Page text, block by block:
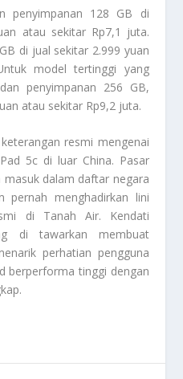
penyimpanan 128 GB di
atau sekitar Rp7,1 juta.
di jual sekitar 2.999 yuan
model tertinggi yang
penyimpanan 256 GB,
atau sekitar Rp9,2 juta.
resmi mengenai
5c di luar China. Pasar
dalam daftar negara
pernah menghadirkan lini
di Tanah Air. Kendati
di tawarkan membuat
perhatian pengguna
berperforma tinggi dengan